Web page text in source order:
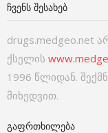
ᲩᲕᲔᲜᲡ ᲨᲔᲡᲐᲮᲔᲑ
drugs.medgeo.net
ქსელის
1996 წლიდან.
მიხედვით.
ᲒᲐᲤᲠᲗᲮᲘᲚᲔᲑᲐ